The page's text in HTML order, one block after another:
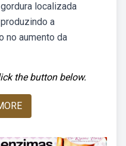
localizada
a
no aumento da
the button below.